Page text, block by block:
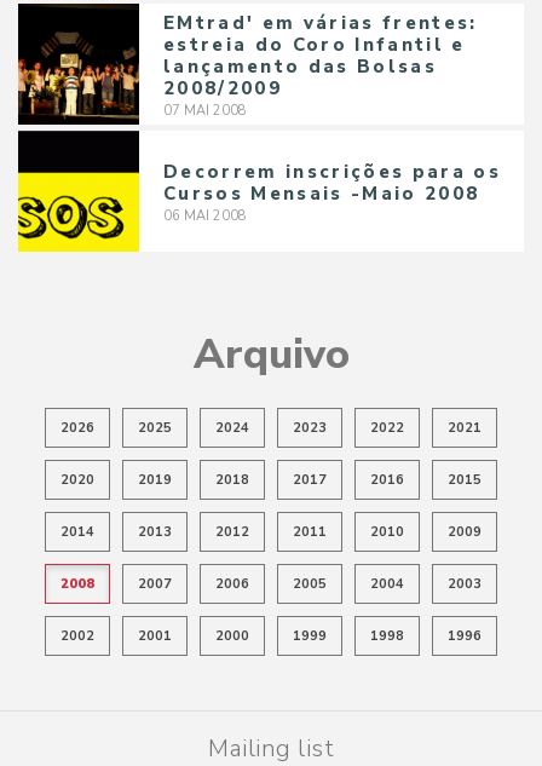
EMtrad' em várias frentes:
estreia do Coro Infantil e
lançamento das Bolsas
2008/2009
07 MAI 2008
Decorrem inscrições para os
Cursos Mensais -Maio 2008
06 MAI 2008
Arquivo
2026 2025 2024 2023 2022 2021
2020 2019 2018 2017 2016 2015
2014 2013 2012 2011 2010 2009
2008 2007 2006 2005 2004 2003
2002 2001 2000 1999 1998 1996
Mailing list